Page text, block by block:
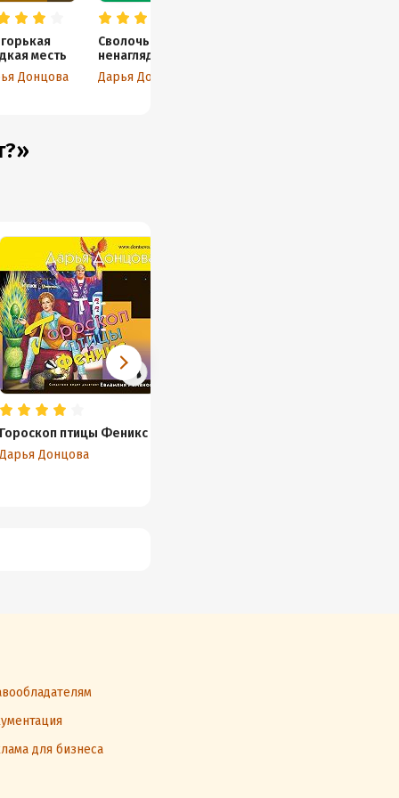
месть
Донцова
Сволочь
ненаглядная
Дарья Донцова
Гороскоп птицы Феникс
Дарья Донцова
для бизнеса